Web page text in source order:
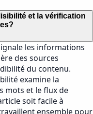
et la vérification
les informations
des sources
du contenu.
examine la
mots et le flux de
soit facile à
ensemble pour